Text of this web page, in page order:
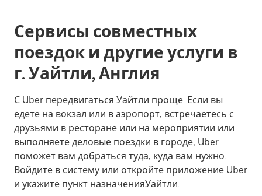
Сервисы совместных
поездок и другие услуги в
г. Уайтли, Англия
С Uber передвигаться Уайтли проще. Если вы
едете на вокзал или в аэропорт, встречаетесь с
друзьями в ресторане или на мероприятии или
выполняете деловые поездки в городе, Uber
поможет вам добраться туда, куда вам нужно.
Войдите в систему или откройте приложение Uber
и укажите пункт назначенияУайтли.